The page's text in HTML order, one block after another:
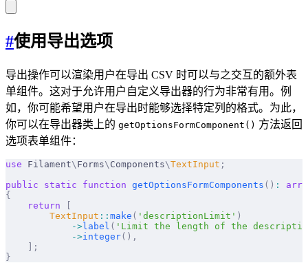
#使用导出选项
导出操作可以渲染用户在导出 CSV 时可以与之交互的额外表
单组件。这对于允许用户自定义导出器的行为非常有用。例
如，你可能希望用户在导出时能够选择特定列的格式。为此，
你可以在导出器类上的 getOptionsFormComponent() 方法返回
选项表单组件：
use Filament\ Forms\ Components\TextInput ;
public static function getOptionsFormComponents () :
{
    return
        TextInput
:: make ( 'descriptionLimit' )
            ->
label ( 'Limit the length of the
            ->
integer(),
    ];
}